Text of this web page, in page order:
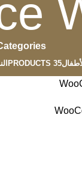
35 PRODUCTS